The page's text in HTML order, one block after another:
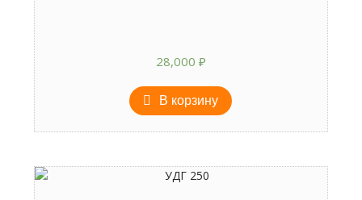
28,000 ₽
В корзину